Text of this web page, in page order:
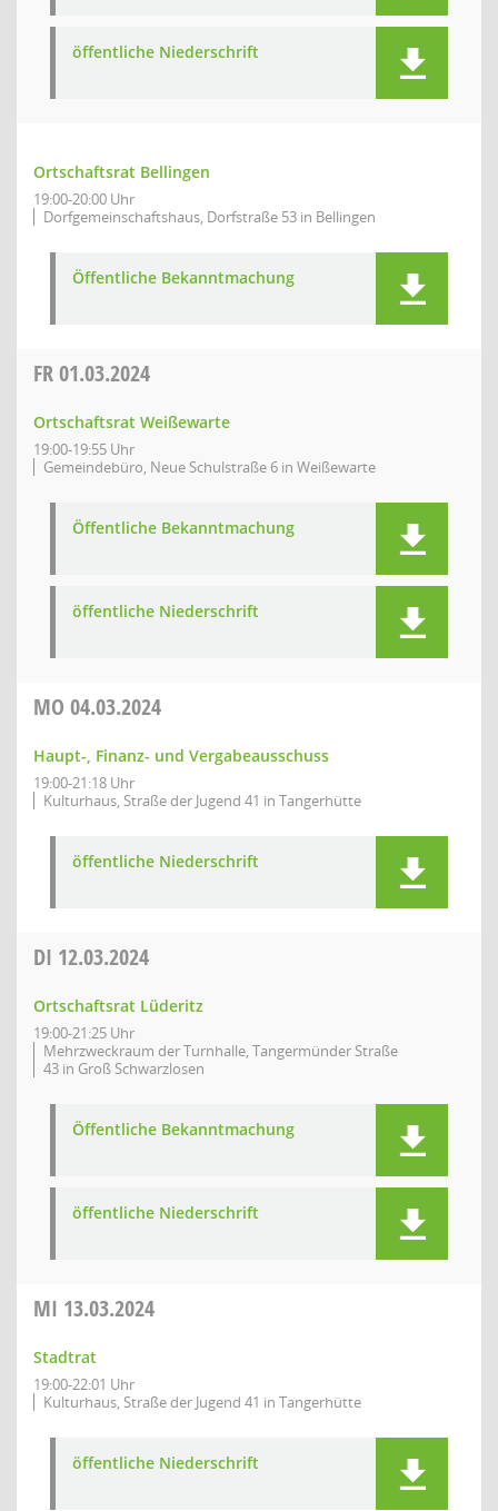
öffentliche Niederschrift
Ortschaftsrat Bellingen
19:00-20:00 Uhr
Dorfgemeinschaftshaus, Dorfstraße 53 in Bellingen
Öffentliche Bekanntmachung
FR01.03.2024
Ortschaftsrat Weißewarte
19:00-19:55 Uhr
Gemeindebüro, Neue Schulstraße 6 in Weißewarte
Öffentliche Bekanntmachung
öffentliche Niederschrift
MO 04.03.2024
Haupt-, Finanz- und Vergabeausschuss
19:00-21:18 Uhr
Kulturhaus, Straße der Jugend 41 in Tangerhütte
öffentliche Niederschrift
DI 12.03.2024
Ortschaftsrat Lüderitz
19:00-21:25 Uhr
Mehrzweckraum der Turnhalle, Tangermünder Straße
43 in Groß Schwarzlosen
Öffentliche Bekanntmachung
öffentliche Niederschrift
MI 13.03.2024
Stadtrat
19:00-22:01 Uhr
Kulturhaus, Straße der Jugend 41 in Tangerhütte
öffentliche Niederschrift